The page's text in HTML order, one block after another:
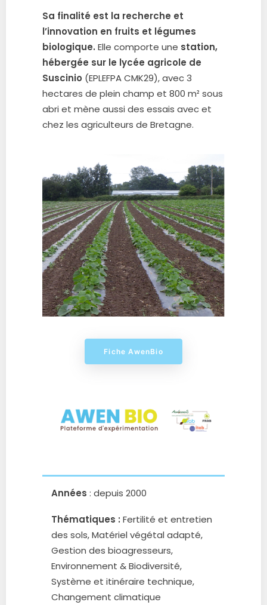
Sa finalité est la recherche et
l’innovation en fruits et légumes
biologique. Elle comporte une station,
hébergée sur le lycée agricole de
Suscinio (EPLEFPA CMK29), avec 3
hectares de plein champ et 800 m² sous
abri et mène aussi des essais avec et
chez les agriculteurs de Bretagne.
Fiche AwenBio
Années : depuis 2000
Thématiques : Fertilité et entretien
des sols, Matériel végétal adapté,
Gestion des bioagresseurs,
Environnement & Biodiversité,
Système et itinéraire technique,
Changement climatique